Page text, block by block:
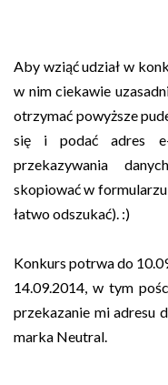
Aby wziąć udział w
w nim ciekawie
otrzymać powyższe
się i podać adres
przekazywania
skopiować w
łatwo odszukać). :)
Konkurs potrwa do
14.09.2014, w tym
przekazanie mi adresu
marka Neutral.